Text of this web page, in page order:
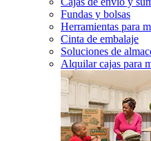
Fundas y bolsas
Herramientas para
Cinta de embalaje
Soluciones de
Alquilar cajas para